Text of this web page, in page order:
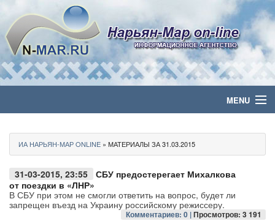
MENU
Политика
Бизнес
Общество
ИА НАРЬЯН-МАР ONLINE » МАТЕРИАЛЫ ЗА 31.03.2015
31-03-2015, 23:55
СБУ предостерегает Михалкова
от поездки в «ЛНР»
В СБУ при этом не смогли ответить на вопрос, будет ли
запрещен въезд на Украину российскому режиссеру.
Комментариев: 0 |Просмотров: 3 191